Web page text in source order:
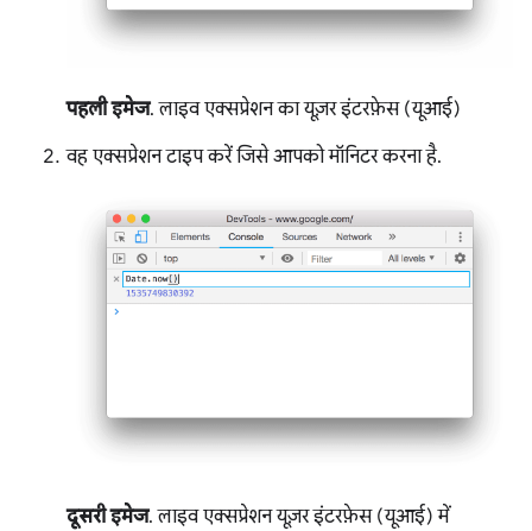
पहली इमेज. लाइव एक्सप्रेशन का यूज़र इंटरफ़ेस (यूआई)
वह एक्सप्रेशन टाइप करें जिसे आपको मॉनिटर करना है.
दूसरी इमेज. लाइव एक्सप्रेशन यूज़र इंटरफ़ेस (यूआई) में